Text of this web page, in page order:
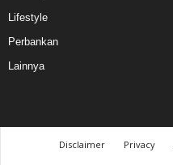
Lifestyle
Perbankan
Lainnya
Disclaimer Privacy